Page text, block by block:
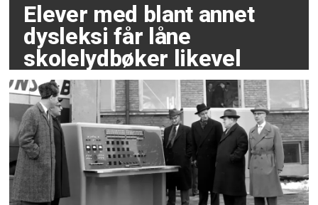
Elever med blant annet
dysleksi får låne
skolelydbøker likevel